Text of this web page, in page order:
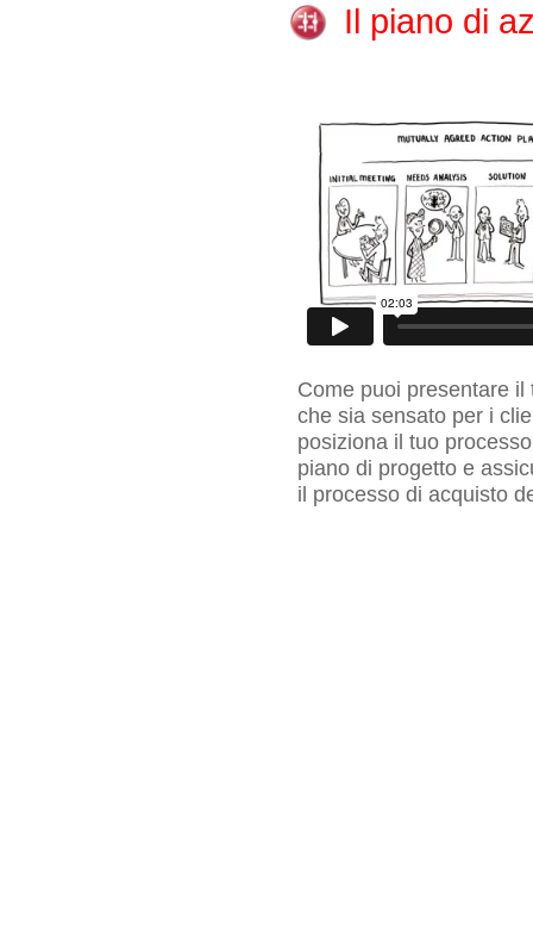
Il piano di
Come puoi presentare
che sia sensato per i
posiziona il tuo
piano di progetto e
il processo di acquisto